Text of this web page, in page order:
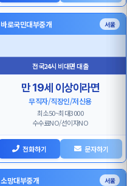
바로국민대부중개 서울
전국24시 비대면 대출
만 19세 이상이라면
무직자/직장인/저신용
최소50~최대3000
수수료NO/선이자NO
전화하기 문자하기
소망대부중개 서울